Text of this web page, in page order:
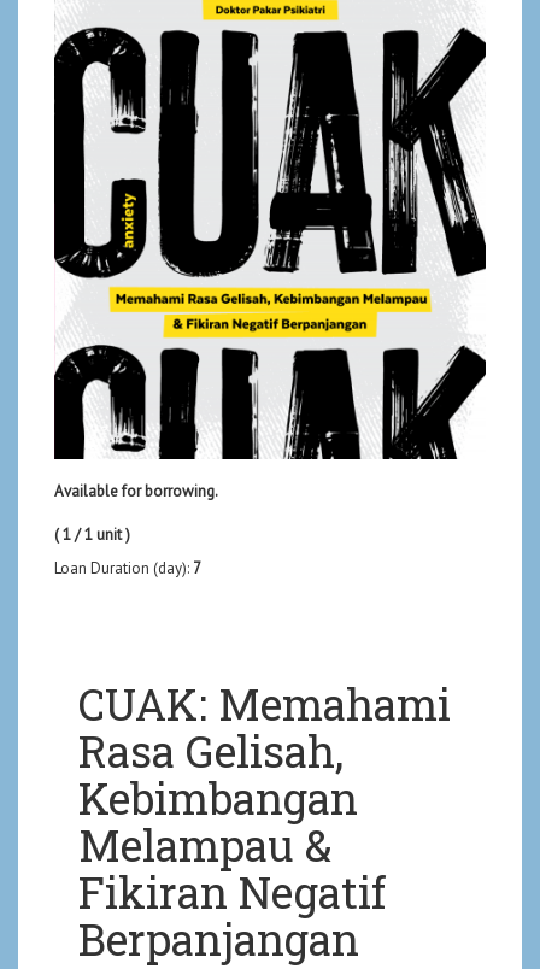
Available for borrowing.
( 1 / 1 unit )
Loan Duration (day): 7
CUAK: Memahami
Rasa Gelisah,
Kebimbangan
Melampau &
Fikiran Negatif
Berpanjangan